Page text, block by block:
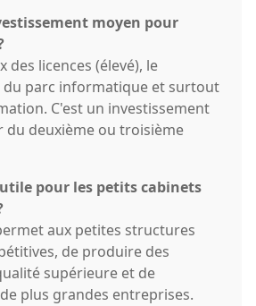
moyen pour
des licences (élevé), le
du parc informatique et surtout
C'est un investissement
du deuxième ou troisième
pour les petits cabinets
aux petites structures
de produire des
supérieure et de
plus grandes entreprises.